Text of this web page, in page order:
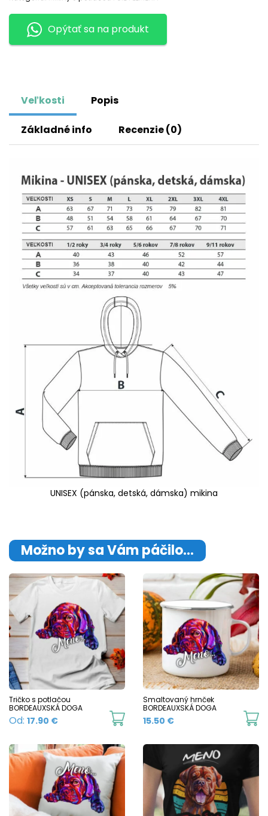
Opýtať sa na produkt
Veľkosti Popis
Základné info Recenzie (0)
UNISEX (pánska, detská, dámska) mikina
Možno by sa Vám páčilo…
Tričko s potlačou
BORDEAUXSKÁ DOGA
Od: 17.90 €
This
has
multiple
variants.
Smaltovaný hrnček
BORDEAUXSKÁ DOGA
15.50 €